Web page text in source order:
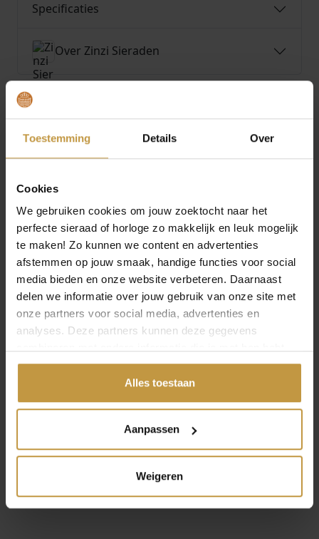
Toestemming Details Over
Cookies
We gebruiken cookies om jouw zoektocht naar het
perfecte sieraad of horloge zo makkelijk en leuk mogelijk
te maken! Zo kunnen we content en advertenties
afstemmen op jouw smaak, handige functies voor social
media bieden en onze website verbeteren. Daarnaast
delen we informatie over jouw gebruik van onze site met
onze partners voor social media, advertenties en
analyses. Deze partners kunnen deze gegevens
gedeeld of die ze hebben verzameld via jouw gebruik van
Alles toestaan
Aanpassen
Weigeren
Specificaties
Over Zinzi Sieraden
MEER VAN ZINZI SIERADEN
€59,95
ZINZI ARMBAND
ZIA2847 ZILVER PLATTE
SLANG
Direct leverbaar, 1
€49,95
ZIA2842G ZILVER
RONDE VENETIAANSE
SCHAKEL…
werkdag